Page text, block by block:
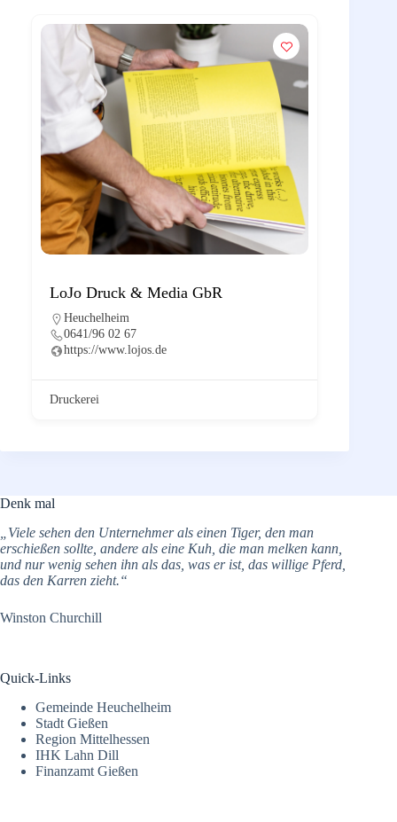
LoJo Druck & Media GbR
Heuchelheim
0641/96 02 67
https://www.lojos.de
Druckerei
Denk mal
„Viele sehen den Unternehmer als einen Tiger, den man
erschießen sollte, andere als eine Kuh, die man melken kann,
und nur wenig sehen ihn als das, was er ist, das willige Pferd,
das den Karren zieht.“
Winston Churchill
Quick-Links
Gemeinde Heuchelheim
Stadt Gießen
Region Mittelhessen
IHK Lahn Dill
Finanzamt Gießen